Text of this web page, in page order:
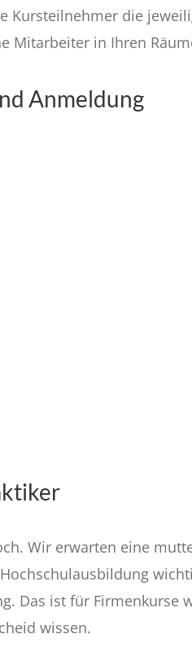
Kursteilnehmer die
Mitarbeiter in Ihren
Anmeldung
Wir erwarten eine
Das ist für
wissen.